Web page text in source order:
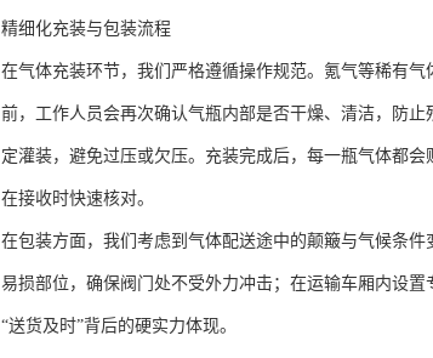
精细化充装与包装流程
在气体充装环节，我们严格遵循操作规范。氪气等稀有
前，工作人员会再次确认气瓶内部是否干燥、清洁，防
定灌装，避免过压或欠压。充装完成后，每一瓶气体都
在接收时快速核对。
在包装方面，我们考虑到气体配送途中的颠簸与气候条
易损部位，确保阀门处不受外力冲击；在运输车厢内设
“送货及时”背后的硬实力体现。